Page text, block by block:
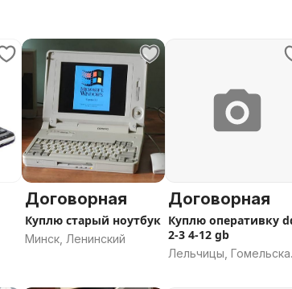
Договорная
Куплю старый ноутбук
Минск, Ленинский
Договорная
Куплю оперативку
2-3 4-12 gb
Лельчицы,